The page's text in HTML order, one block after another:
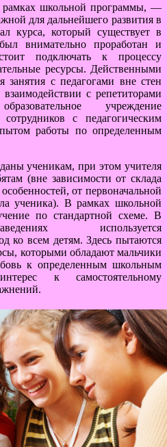
рамках школьной программы, —
для дальнейшего развития в
курса, который существует в
внимательно проработан и
подключать к процессу
ресурсы. Действенными
занятия с педагогами вне стен
с репетиторами
учреждение
с педагогическим
работы по определенным
ученикам, при этом учителя
(вне зависимости от склада
от первоначальной
ученика). В рамках школьной
по стандартной схеме. В
используется
ко всем детям. Здесь пытаются
которыми обладают мальчики
к определенным школьным
к самостоятельному